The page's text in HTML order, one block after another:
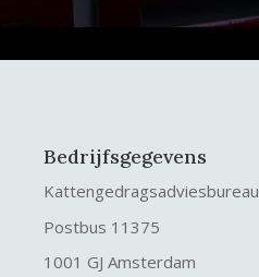
Bedrijfsgegevens
Kattengedragsadviesbureau
Postbus 11375
1001 GJ Amsterdam